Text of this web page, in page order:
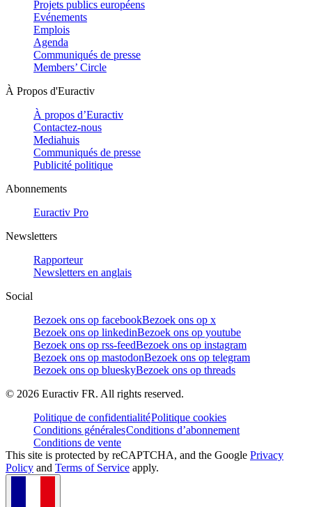
Projets publics européens
Evénements
Emplois
Agenda
Communiqués de presse
Members’ Circle
À Propos d'Euractiv
À propos d’Euractiv
Contactez-nous
Mediahuis
Communiqués de presse
Publicité politique
Abonnements
Euractiv Pro
Newsletters
Rapporteur
Newsletters en anglais
Social
Bezoek ons op facebookBezoek ons op x
Bezoek ons op linkedinBezoek ons op youtube
Bezoek ons op rss-feedBezoek ons op instagram
Bezoek ons op mastodonBezoek ons op telegram
Bezoek ons op blueskyBezoek ons op threads
© 2026 Euractiv FR. All rights reserved.
Politique de confidentialitéPolitique cookies
Conditions généralesConditions d’abonnement
Conditions de vente
This site is protected by reCAPTCHA, and the Google Privacy
Policy and Terms of Service apply.